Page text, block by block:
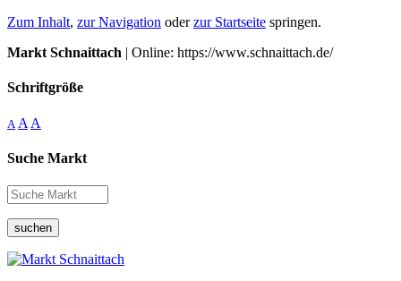
Zum Inhalt, zur Navigation oderzur Startseite springen.
Markt Schnaittach | Online: https://www.schnaittach.de/
Schriftgröße
A A A
Suche Markt
suchen